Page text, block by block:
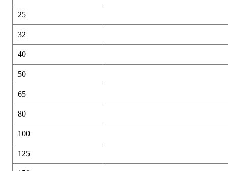
25
32
40
50
65
80
100
125